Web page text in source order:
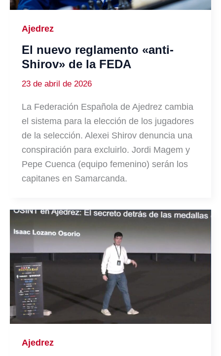
Ajedrez
El nuevo reglamento «anti-
Shirov» de la FEDA
23 de abril de 2026
La Federación Española de Ajedrez cambia
el sistema para la elección de los jugadores
de la selección. Alexei Shirov denuncia una
conspiración para excluirlo. Jordi Magem y
Pepe Cuenca (equipo femenino) serán los
capitanes en Samarcanda.
Ajedrez